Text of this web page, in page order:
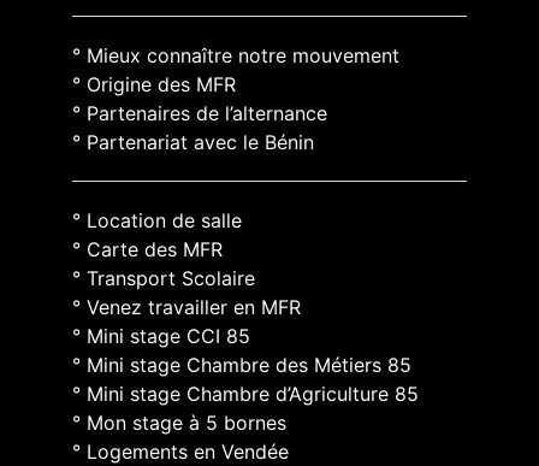
° Mieux connaître notre mouvement
° Origine des MFR
° Partenaires de l’alternance
° Partenariat avec le Bénin
° Location de salle
° Carte des MFR
° Transport Scolaire
° Venez travailler en MFR
° Mini stage CCI 85
° Mini stage Chambre des Métiers 85
° Mini stage Chambre d’Agriculture 85
° Mon stage à 5 bornes
° Logements en Vendée